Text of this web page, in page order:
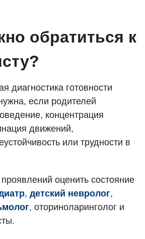
обратиться к
диагностика готовности
если родителей
концентрация
движений,
или трудности в
оценить состояние
, детский невролог,
, оториноларинголог и